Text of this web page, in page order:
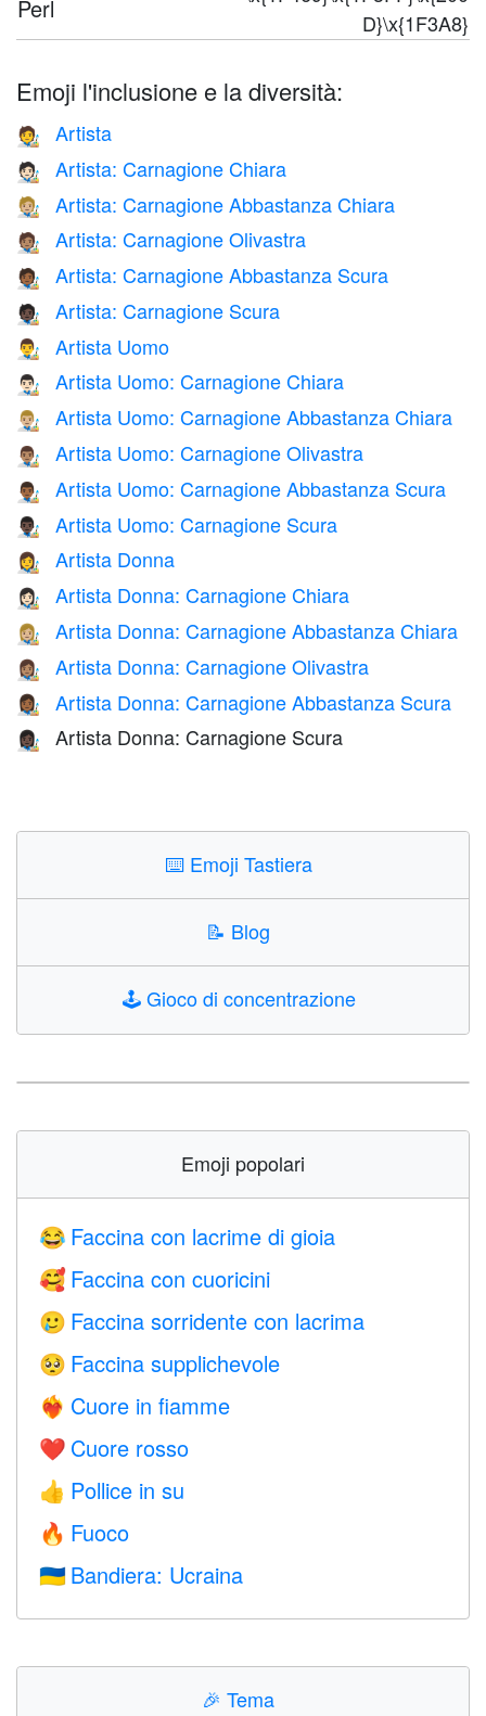
Perl
D}\x{1F3A8}
Emoji l'inclusione e la diversità:
🧑‍🎨 Artista
🧑🏻‍🎨 Artista: Carnagione Chiara
🧑🏼‍🎨 Artista: Carnagione Abbastanza Chiara
🧑🏽‍🎨 Artista: Carnagione Olivastra
🧑🏾‍🎨 Artista: Carnagione Abbastanza Scura
🧑🏿‍🎨 Artista: Carnagione Scura
👨‍🎨 Artista Uomo
👨🏻‍🎨 Artista Uomo: Carnagione Chiara
👨🏼‍🎨 Artista Uomo: Carnagione Abbastanza Chiara
👨🏽‍🎨 Artista Uomo: Carnagione Olivastra
👨🏾‍🎨 Artista Uomo: Carnagione Abbastanza Scura
👨🏿‍🎨 Artista Uomo: Carnagione Scura
👩‍🎨 Artista Donna
👩🏻‍🎨 Artista Donna: Carnagione Chiara
👩🏼‍🎨 Artista Donna: Carnagione Abbastanza Chiara
👩🏽‍🎨 Artista Donna: Carnagione Olivastra
👩🏾‍🎨 Artista Donna: Carnagione Abbastanza Scura
👩🏿‍🎨 Artista Donna: Carnagione Scura
⌨️ Emoji Tastiera
📝 Blog
🕹️Gioco di concentrazione
Emoji popolari
😂 Faccina con lacrime di gioia
🥰 Faccina con cuoricini
🥲 Faccina sorridente con lacrima
🥺 Faccina supplichevole
❤️‍🔥 Cuore in fiamme
❤️ Cuore rosso
👍 Pollice in su
🔥 Fuoco
🇺🇦 Bandiera: Ucraina
🎉 Tema